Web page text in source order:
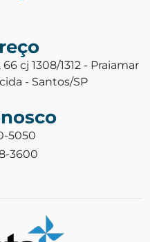
cj 1308/1312 - Praiamar
- Santos/SP
5050
3600